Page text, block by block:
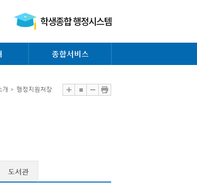
종합서비스
개 > 행정지원처장
도서관